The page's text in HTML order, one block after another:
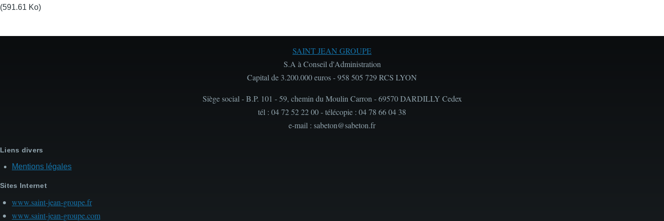
(591.61 Ko)
SAINT JEAN GROUPE
S.A à Conseil d'Administration
Capital de 3.200.000 euros - 958 505 729 RCS LYON
Siège social - B.P. 101 - 59, chemin du Moulin Carron - 69570 DARDILLY Cedex
tél : 04 72 52 22 00 - télécopie : 04 78 66 04 38
e-mail : sabeton@sabeton.fr
Liens divers
Mentions légales
Sites Internet
www.saint-jean-groupe.fr
www.saint-jean-groupe.com